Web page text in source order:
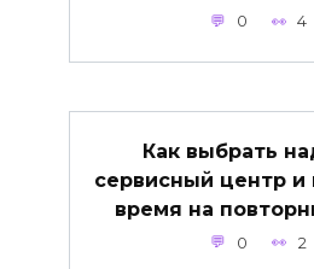
0 4
Как выбрать
сервисный центр и
время на
0 2